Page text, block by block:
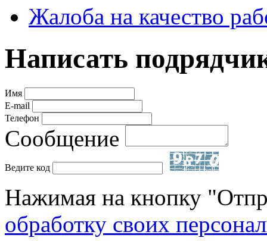
Жалоба на качество
Написать
Имя
E-mail
Телефон
Сообщение
Ведите код
Нажимая на кнопку
обработку своих